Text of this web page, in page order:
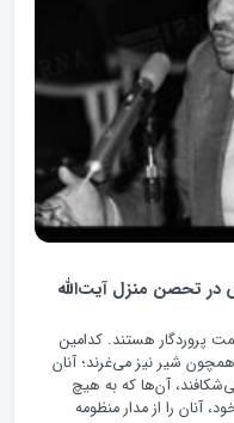
در تحصن منزل آیت‌الله
پروردگار هستند. کدامین
شیر نیز می‌غرند؛ آنان
آن‌ها که به هیچ
آنان را از مدار منظومه‌